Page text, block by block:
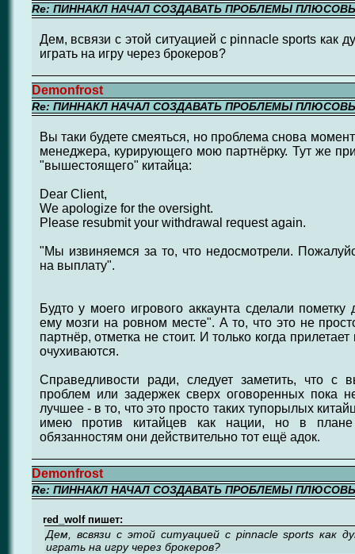
Re: ПИННАКЛ НАЧАЛ СОЗДАВАТЬ ПРОБЛЕМЫ
Дем, всвязи с этой ситуацией с pinnacle sports как
играть на игру через брокеров?
Demonfrost
Re: ПИННАКЛ НАЧАЛ СОЗДАВАТЬ ПРОБЛЕМЫ
Вы таки будете смеяться, но проблема снова
менеджера, курирующего мою партнёрку. Тут же
"вышестоящего" китайца:
Dear Client,
We apologize for the oversight.
Please resubmit your withdrawal request again.
"Мы извиняемся за то, что недосмотрели.
на выплату".
Будто у моего игрового аккаунта сделали
ему мозги на ровном месте". А то, что это не
партнёр, отметка не стоит. И только когда
очухиваются.
Справедливости ради, следует заметить, что с
проблем или задержек сверх оговоренных пока
лучшее - в то, что это просто таких тупорылых
имею против китайцев как нации, но в
обязанностям они действительно тот ещё адок.
Demonfrost
Re: ПИННАКЛ НАЧАЛ СОЗДАВАТЬ ПРОБЛЕМЫ
red_wolf пишет:
Дем, всвязи с этой ситуацией с pinnacle sports как
играть на игру через брокеров?